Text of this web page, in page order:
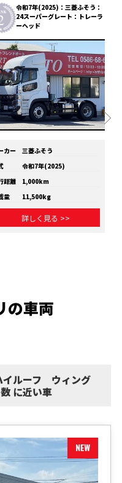
令和7年(2025)：三菱ふそう：
24スーパーグレート：トレーラ
ーヘッド
カー
三菱ふそう
令和7年(2025)
距離
1,000km
量
11,500kg
詳しく見る >>
の車両
ルーフ ウィング
に近い車